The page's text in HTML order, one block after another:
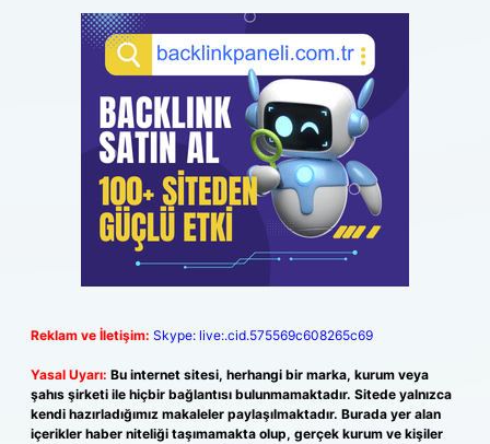
Reklam ve İletişim: Skype: live:.cid.575569c608265c69
Yasal Uyarı: Bu internet sitesi, herhangi bir marka, kurum veya
şahıs şirketi ile hiçbir bağlantısı bulunmamaktadır. Sitede yalnızca
kendi hazırladığımız makaleler paylaşılmaktadır. Burada yer alan
içerikler haber niteliği taşımamakta olup, gerçek kurum ve kişiler